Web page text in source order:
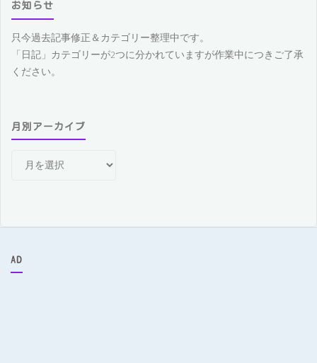
お知らせ
只今過去記事修正＆カテゴリー整理中です。
「日記」カテゴリーが2つに分かれていますが作業中につきご了承
ください。
月別アーカイブ
カ
ブ
AD